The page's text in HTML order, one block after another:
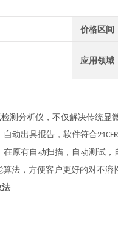
价格区间
应用领域
测 分析仪，不仅解决传统显
动出具报告，软件符合
原有自动扫描，自动测试
算法，方便客户更好的对不
法